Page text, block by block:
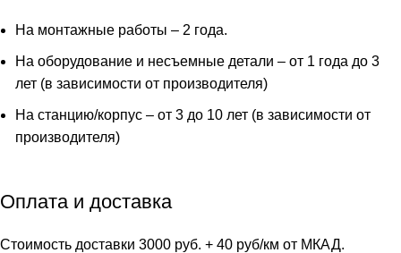
На монтажные работы – 2 года.
На оборудование и несъемные детали – от 1 года до 3
лет (в зависимости от производителя)
На станцию/корпус – от 3 до 10 лет (в зависимости от
производителя)
Оплата и доставка
Стоимость доставки 3000 руб. + 40 руб/км от МКАД.